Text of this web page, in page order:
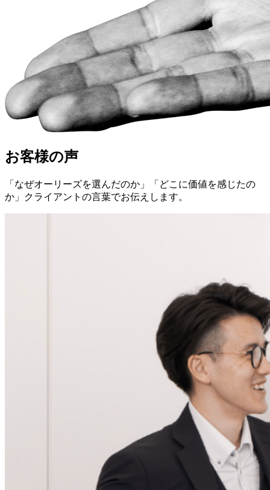
お客様の声
「なぜオーリーズを選んだのか」「どこに価値を感じたの
か」クライアントの言葉でお伝えします。